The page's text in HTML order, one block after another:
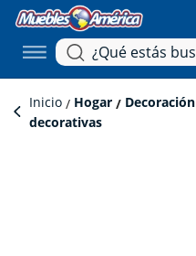
Inicio Hogar Decoración
decorativas